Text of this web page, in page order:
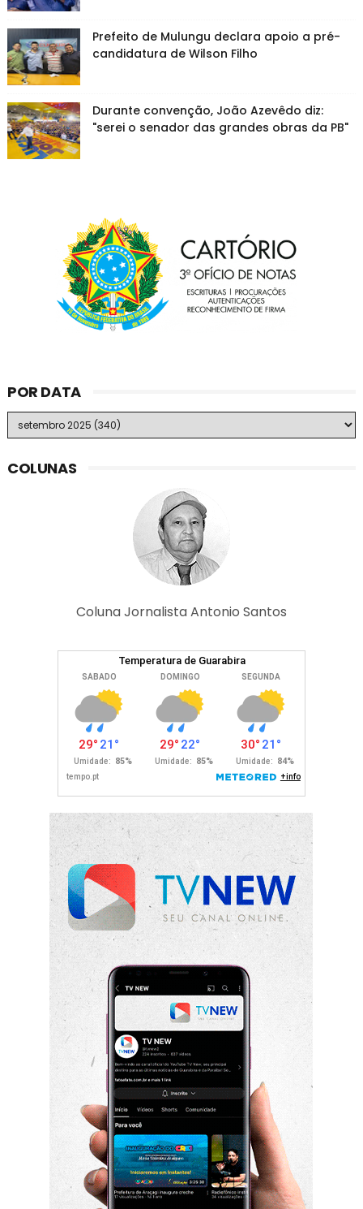
Prefeito de Mulungu declara apoio a pré-
candidatura de Wilson Filho
Durante convenção, João Azevêdo diz:
"serei o senador das grandes obras da PB"
POR DATA
COLUNAS
Coluna Jornalista Antonio Santos